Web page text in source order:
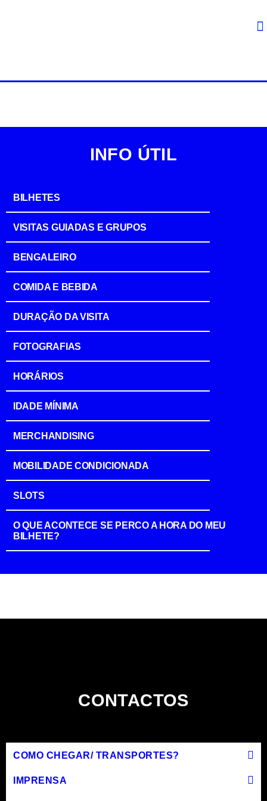
INFO ÚTIL
BILHETES
VISITAS GUIADAS E GRUPOS
BENGALEIRO
COMIDA E BEBIDA
DURAÇÃO DA VISITA
FOTOGRAFIAS
HORÁRIOS
IDADE MÍNIMA
MERCHANDISING
MOBILIDADE CONDICIONADA
SLOTS
O QUE ACONTECE SE PERCO A HORA DO MEU
BILHETE?
CONTACTOS
COMO CHEGAR/ TRANSPORTES?
IMPRENSA